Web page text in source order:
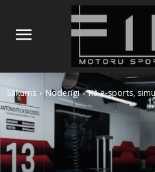
Sākums Noderīgi Kā e-sports,